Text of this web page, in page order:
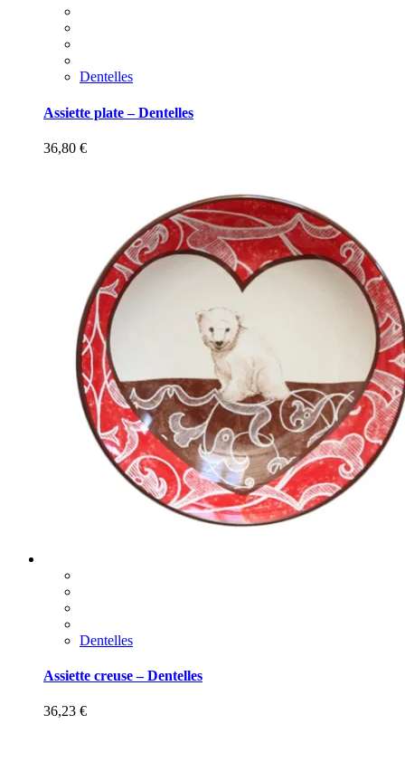
Dentelles
Assiette plate – Dentelles
36,80 €
Dentelles
Assiette creuse – Dentelles
36,23 €